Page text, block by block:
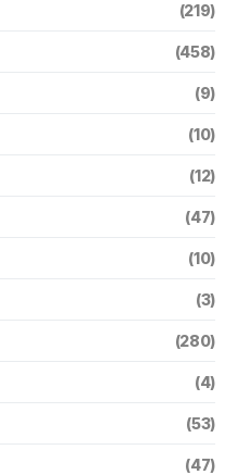
(219)
(458)
(9)
(10)
(12)
(47)
(10)
(3)
(280)
(4)
(53)
(47)